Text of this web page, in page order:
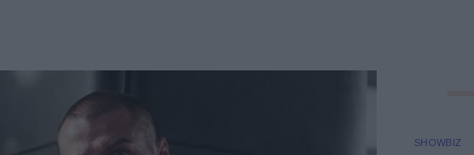
SHOWBIZ